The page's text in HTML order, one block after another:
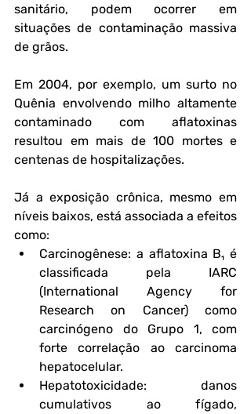
sanitário, podem ocorrer em
situações de contaminação massiva
de grãos.
Em 2004, por exemplo, um surto no
Quênia envolvendo milho altamente
contaminado com aflatoxinas
resultou em mais de 100 mortes e
centenas de hospitalizações.
Já a exposição crônica, mesmo em
níveis baixos, está associada a efeitos
como:
Carcinogênese: a aflatoxina B₁ é
classificada pela IARC
(International Agency for
Research on Cancer) como
carcinógeno do Grupo 1, com
forte correlação ao carcinoma
hepatocelular.
Hepatotoxicidade: danos
cumulativos ao fígado,